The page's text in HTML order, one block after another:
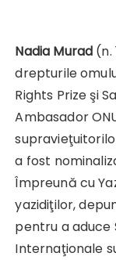
Nadia Murad
drepturile
Rights Prize şi
Ambasador
a fost
Împreună cu
yazidiţilor,
pentru a aduce
Internaţionale